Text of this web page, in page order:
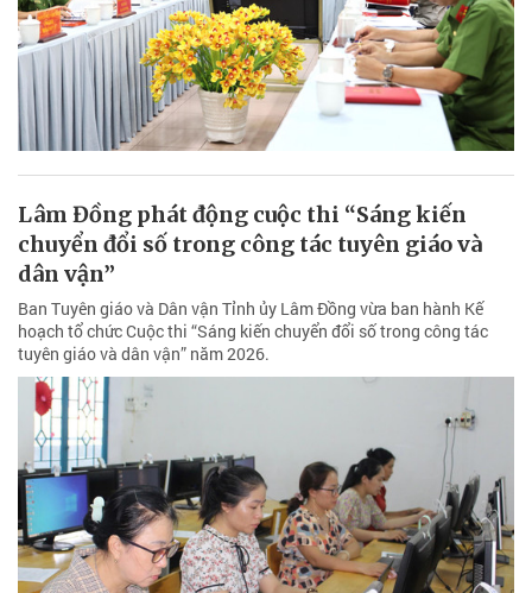
Lâm Đồng phát động cuộc thi “Sáng kiến
chuyển đổi số trong công tác tuyên giáo và
dân vận”
Ban Tuyên giáo và Dân vận Tỉnh ủy Lâm Đồng vừa ban hành Kế
hoạch tổ chức Cuộc thi “Sáng kiến chuyển đổi số trong công tác
tuyên giáo và dân vận” năm 2026.